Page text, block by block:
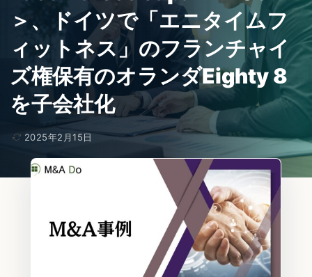
＞、ドイツで「エニタイムフ
ィットネス」のフランチャイ
ズ権保有のオランダEighty 8
を子会社化
2025年2月15日